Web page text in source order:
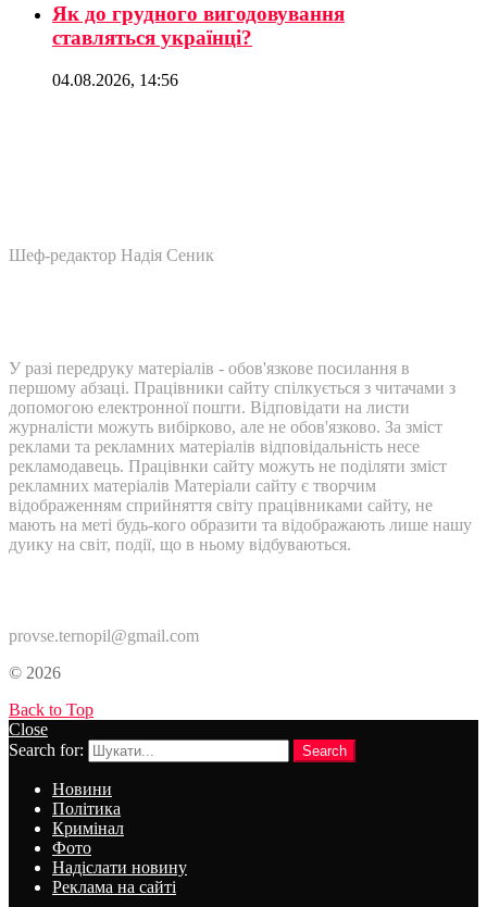
Як до грудного вигодовування
ставляться українці?
04.08.2026, 14:56
Шеф-редактор Надія Сеник
У разі передруку матеріалів - обов'язкове посилання в
першому абзаці. Працівники сайту спілкується з читачами з
допомогою електронної пошти. Відповідати на листи
журналісти можуть вибірково, але не обов'язково. За зміст
реклами та рекламних матеріалів відповідальність несе
рекламодавець. Працівнки сайту можуть не поділяти зміст
рекламних матеріалів Матеріали сайту є творчим
відображенням сприйняття світу працівниками сайту, не
мають на меті будь-кого образити та відображають лише нашу
дуику на світ, події, що в ньому відбуваються.
provse.ternopil@gmail.com
© 2026
Back to Top
Close
Search for:
Search
Новини
Політика
Кримінал
Фото
Надіслати новину
Реклама на сайті